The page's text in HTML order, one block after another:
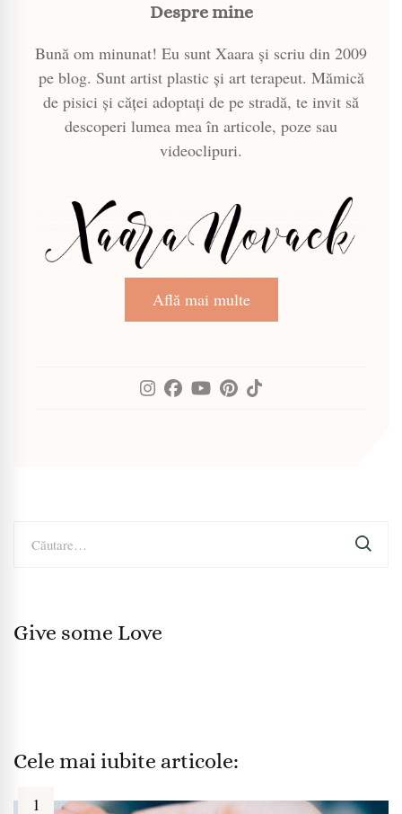
Despre mine
Bună om minunat! Eu sunt Xaara și scriu din 2009
pe blog. Sunt artist plastic și art terapeut. Mămică
de pisici și căței adoptați de pe stradă, te invit să
descoperi lumea mea în articole, poze sau
videoclipuri.
Află mai multe
după:
Give some Love
Cele mai iubite articole: